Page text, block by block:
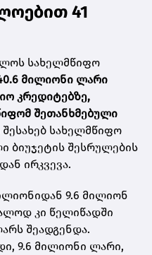
41
სახელმწიფო
მილიონი ლარი
კრედიტებზე,
შეთანხმებული
შესახებ სახელმწიფო
ბიუჯეტის შესრულების
ირკვევა.
9.6 მილიონ
კი წელიწადში
შეადგენდა.
9.6 მილიონი ლარი,